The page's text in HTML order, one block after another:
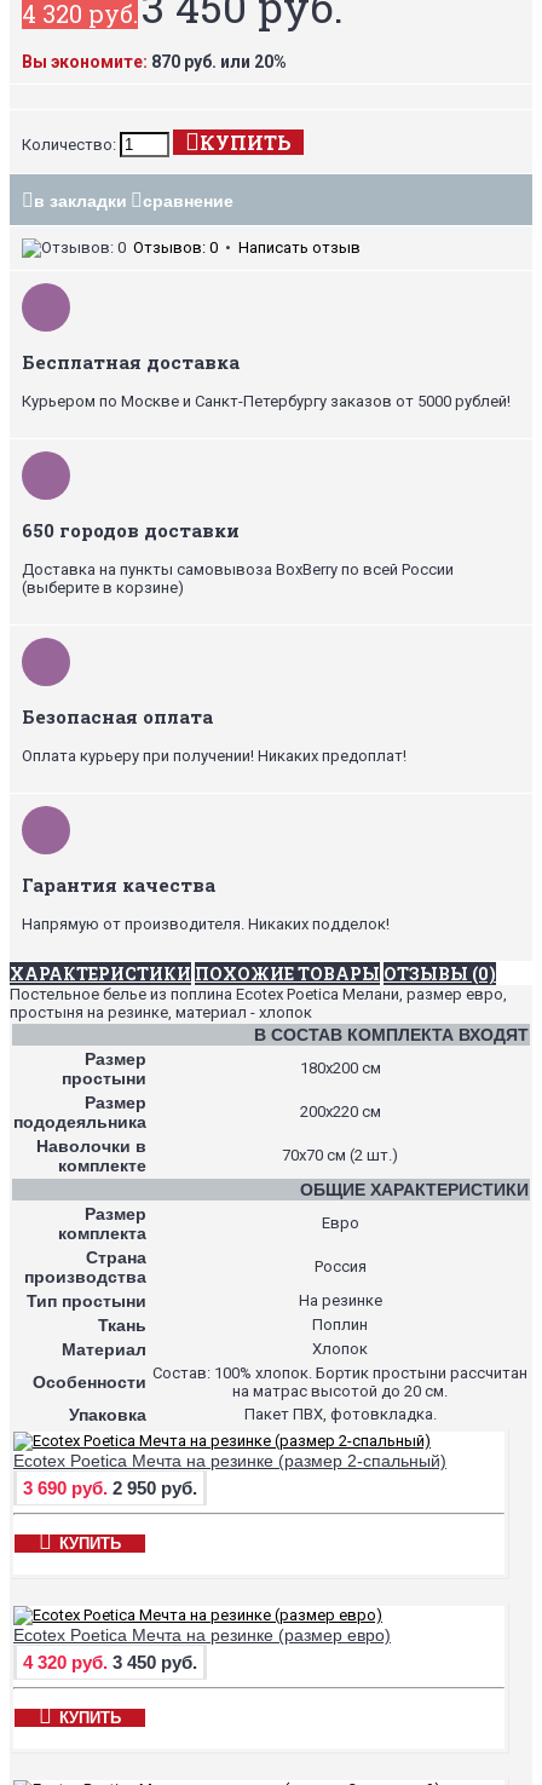
4 320 руб.
Вы экономите: 870 руб. или 20%
Количество: КУПИТЬ
в закладки сравнение
Отзывов: 0 • Написать отзыв
Бесплатная доставка
Курьером по Москве и Санкт-Петербургу заказов от 5000 рублей!
650 городов доставки
Доставка на пункты самовывоза BoxBerry по всей России
(выберите в корзине)
Безопасная оплата
Оплата курьеру при получении! Никаких предоплат!
Гарантия качества
Напрямую от производителя. Никаких подделок!
ХАРАКТЕРИСТИКИ ПОХОЖИЕ ТОВАРЫ ОТЗЫВЫ (0)
Постельное белье из поплина Ecotex Poetica Мелани, размер евро,
простыня на резинке, материал - хлопок
В СОСТАВ КОМПЛЕКТА ВХОДЯТ
Размер
простыни
180х200 см
Размер
пододеяльника
200х220 см
Наволочки в
комплекте
70х70 см (2 шт.)
ОБЩИЕ ХАРАКТЕРИСТИКИ
Размер
комплекта
Евро
Страна
производства
Россия
Тип простыни На резинке
Ткань Поплин
Материал Хлопок
Особенности Состав: 100% хлопок. Бортик простыни рассчитан
на матрас высотой до 20 см.
Упаковка Пакет ПВХ, фотовкладка.
Ecotex Poetica Мечта на резинке (размер 2-спальный)
3 690 руб. 2 950 руб.
КУПИТЬ
Ecotex Poetica Мечта на резинке (размер евро)
4 320 руб. 3 450 руб.
КУПИТЬ